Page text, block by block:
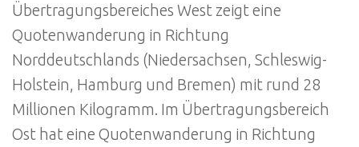
Übertragungsbereiches West zeigt eine
Quotenwanderung in Richtung
Norddeutschlands (Niedersachsen, Schleswig-
Holstein, Hamburg und Bremen) mit rund 28
Millionen Kilogramm. Im Übertragungsbereich
Ost hat eine Quotenwanderung in Richtung